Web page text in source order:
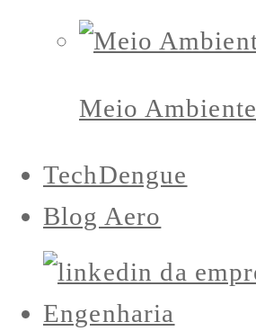
Meio Ambiente
TechDengue
Blog Aero